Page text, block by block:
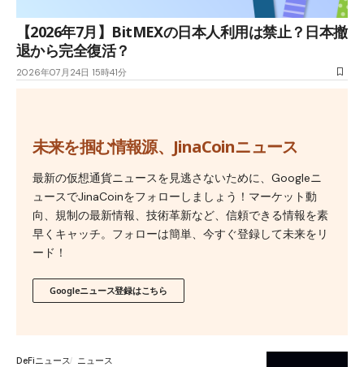
【2026年7月】BitMEXの日本人利用は禁止？日本撤
退から完全復活？
2026年07月24日 15時41分
未来を掴む情報源、JinaCoinニュース
最新の仮想通貨ニュースを見逃さないために、Googleニ
ュースでJinaCoinをフォローしましょう！マーケット動
向、規制の最新情報、技術革新など、信頼できる情報を素
早くキャッチ。フォローは簡単、今すぐ登録して未来をリ
ード！
Googleニュース登録はこちら
DeFiニュース ニュース